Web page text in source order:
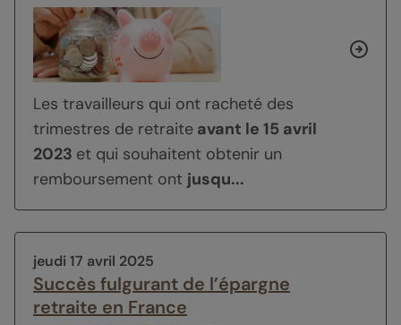
Les travailleurs qui ont racheté des
trimestres de retraite avant le 15 avril
2023 et qui souhaitent obtenir un
remboursement ont jusqu...
jeudi 17 avril 2025
Succès fulgurant de l’épargne
retraite en France